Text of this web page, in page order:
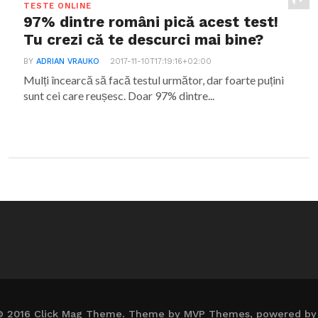
TESTE ONLINE
97% dintre români pică acest test!
Tu crezi că te descurci mai bine?
BYADRIAN VRAUKO 2017-11-10T17:19:16+02:00
Mulți încearcă să facă testul următor, dar foarte puțini
sunt cei care reușesc. Doar 97% dintre...
2016 Click Mag Theme. Theme by MVP Themes, powered by